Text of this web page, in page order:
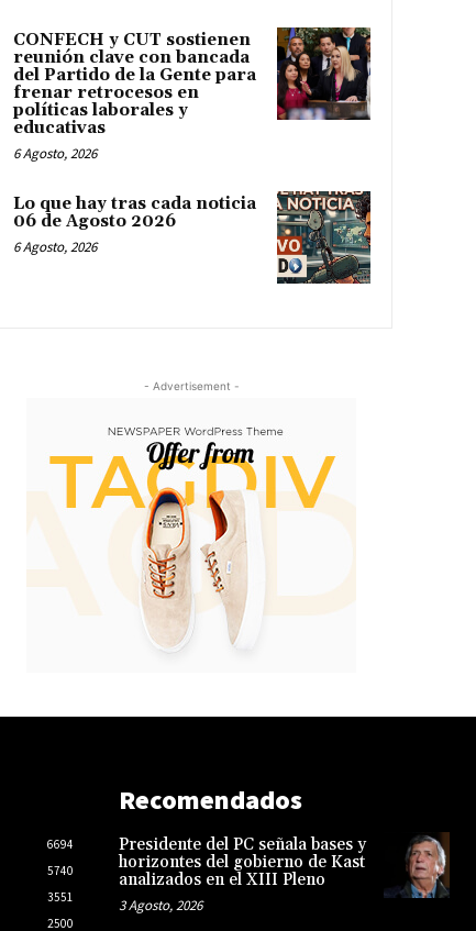
CONFECH y CUT sostienen
reunión clave con bancada
del Partido de la Gente para
frenar retrocesos en
políticas laborales y
educativas
6 Agosto, 2026
Lo que hay tras cada noticia
06 de Agosto 2026
6 Agosto, 2026
- Advertisement -
6694
5740
3551
2500
Recomendados
Presidente del PC señala bases y
horizontes del gobierno de Kast
analizados en el XIII Pleno
3 Agosto, 2026